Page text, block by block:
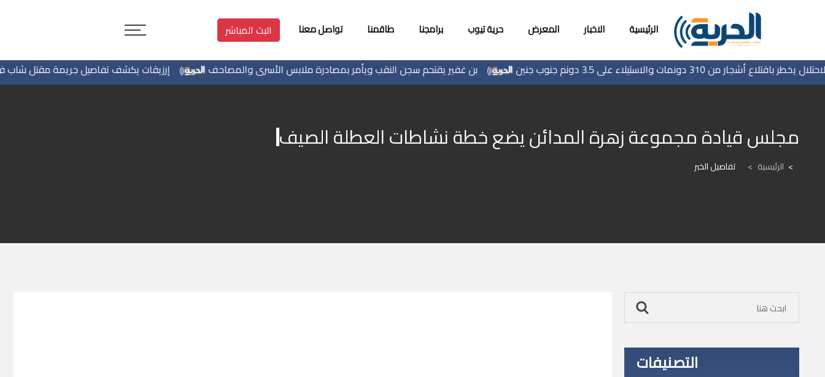
الرئيسية الاخبار المعرض حرية تيوب برامجنا طاقمنا تواصل معنا البث المباشر
إرزيقات يكشف تفاصيل جريمة مقتل شاب في بن غفير يقتحم سجن النقب ويأمر بمصادرة ملابس الأسرى والمصاحف أشجار من 310 دونمات والاستيلاء على 3.5 دونم جنوب جنين
مجلس قيادة مجموعة زهرة المدائن يضع خطة نشاطات العطلة الصيف
الرئيسية > تفاصيل الخبر
التصنيفات